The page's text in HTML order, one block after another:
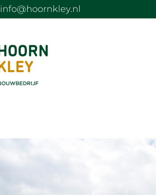
info@hoornkley.nl